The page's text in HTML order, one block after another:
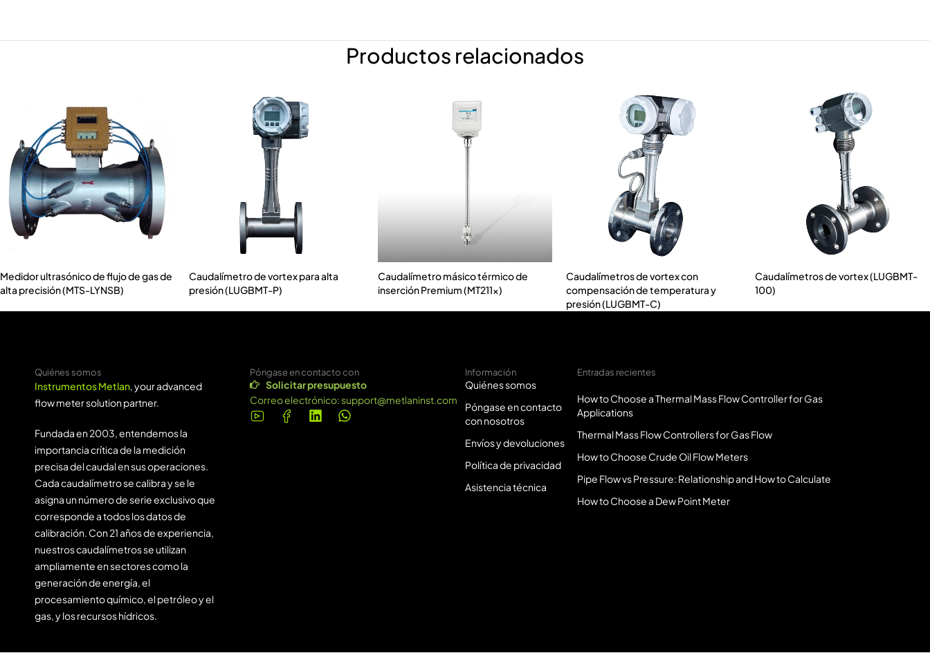
Productos relacionados
Medidor ultrasónico de flujo de gas de
alta precisión (MTS-LYNSB)
Caudalímetro de vortex para alta
presión (LUGBMT-P)
Caudalímetro másico térmico de
inserción Premium (MT211x)
Caudalímetros de vortex con
compensación de temperatura y
presión (LUGBMT-C)
Caudalímetros de vortex (LUGBMT-
100)
Quiénes somos
Instrumentos Metlan, your advanced
flow meter solution partner.
Fundada en 2003, entendemos la
importancia crítica de la medición
precisa del caudal en sus operaciones.
Cada caudalímetro se calibra y se le
asigna un número de serie exclusivo que
corresponde a todos los datos de
calibración. Con 21 años de experiencia,
nuestros caudalímetros se utilizan
ampliamente en sectores como la
generación de energía, el
procesamiento químico, el petróleo y el
gas, y los recursos hídricos.
Póngase en contacto con
Solicitar presupuesto
Correo electrónico:support@metlaninst.com
Información
Quiénes somos
Póngase en contacto
con nosotros
Envíos y devoluciones
Política de privacidad
Asistencia técnica
Entradas recientes
How to Choose a Thermal Mass Flow Controller for Gas
Applications
Thermal Mass Flow Controllers for Gas Flow
How to Choose Crude Oil Flow Meters
Pipe Flow vs Pressure: Relationship and How to Calculate
How to Choose a Dew Point Meter